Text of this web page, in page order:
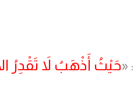
: «حَيْثُ أَذْهَبُ لاَ تَقْدِرُ